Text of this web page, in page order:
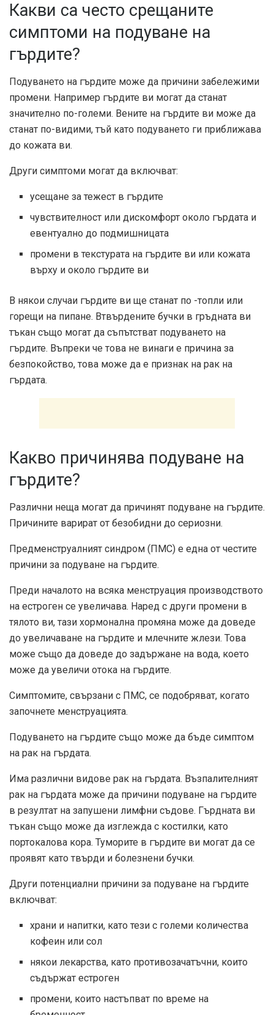
Какви са често срещаните
симптоми на подуване на
гърдите?
Подуването на гърдите може да причини забележими
промени. Например гърдите ви могат да станат
значително по-големи. Вените на гърдите ви може да
станат по-видими, тъй като подуването ги приближава
до кожата ви.
Други симптоми могат да включват:
усещане за тежест в гърдите
чувствителност или дискомфорт около гърдата и
евентуално до подмишницата
промени в текстурата на гърдите ви или кожата
върху и около гърдите ви
В някои случаи гърдите ви ще станат по -топли или
горещи на пипане. Втвърдените бучки в гръдната ви
тъкан също могат да съпътстват подуването на
гърдите. Въпреки че това не винаги е причина за
безпокойство, това може да е признак на рак на
гърдата.
Какво причинява подуване на
гърдите?
Различни неща могат да причинят подуване на гърдите.
Причините варират от безобидни до сериозни.
Предменструалният синдром (ПМС) е една от честите
причини за подуване на гърдите.
Преди началото на всяка менструация производството
на естроген се увеличава. Наред с други промени в
тялото ви, тази хормонална промяна може да доведе
до увеличаване на гърдите и млечните жлези. Това
може също да доведе до задържане на вода, което
може да увеличи отока на гърдите.
Симптомите, свързани с ПМС, се подобряват, когато
започнете менструацията.
Подуването на гърдите също може да бъде симптом
на рак на гърдата.
Има различни видове рак на гърдата. Възпалителният
рак на гърдата може да причини подуване на гърдите
в резултат на запушени лимфни съдове. Гърдната ви
тъкан също може да изглежда с костилки, като
портокалова кора. Туморите в гърдите ви могат да се
проявят като твърди и болезнени бучки.
Други потенциални причини за подуване на гърдите
включват:
храни и напитки, като тези с големи количества
кофеин или сол
някои лекарства, като противозачатъчни, които
съдържат естроген
промени, които настъпват по време на